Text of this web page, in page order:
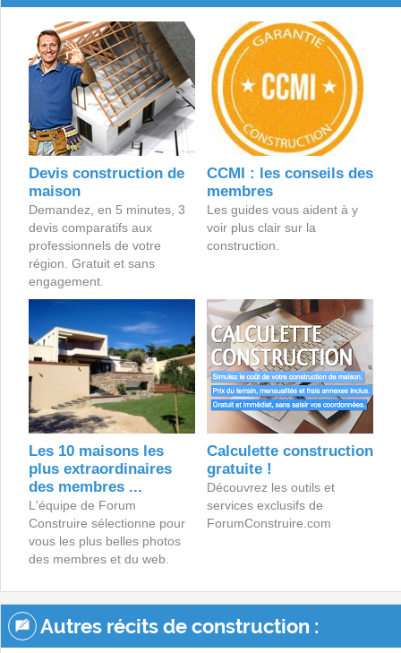
Devis construction de
maison
Demandez, en 5 minutes, 3
devis comparatifs aux
professionnels de votre
région. Gratuit et sans
engagement.
CCMI : les conseils des
membres
Les guides vous aident à y
voir plus clair sur la
construction.
Les 10 maisons les
plus extraordinaires
des membres ...
L'équipe de Forum
Construire sélectionne pour
vous les plus belles photos
des membres et du web.
Calculette construction
gratuite !
Découvrez les outils et
services exclusifs de
ForumConstruire.com
Autres récits de construction :